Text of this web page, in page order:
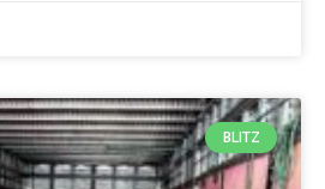
BLITZ